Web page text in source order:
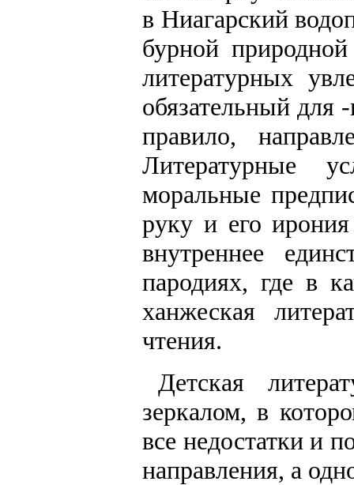
в Ниагарский
бурной
литературных
обязательный для
правило,
Литературные
моральные
руку и его
внутреннее
пародиях, где в
ханжеская
чтения.
Детская
зеркалом, в
все недостатки и
направления, а